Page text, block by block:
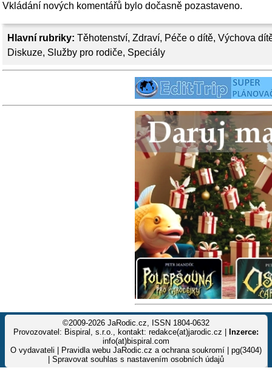
Hlavní rubriky: Těhotenství, Zdraví, Péče o dítě, Výchova
Diskuze, Služby pro rodiče, Speciály
Vkládání nových komentářů bylo dočasně pozastaveno.
©2009-2026 JaRodic.cz, ISSN 1804-0632
Provozovatel: Bispiral, s.r.o., kontakt: redakce(at)jarodic.cz |
Inzerce:
info(at)bispiral.com
O vydavateli
Pravidla webu JaRodic.cz a ochrana soukromí | pg(3404)
Spravovat souhlas s nastavením osobních údajů